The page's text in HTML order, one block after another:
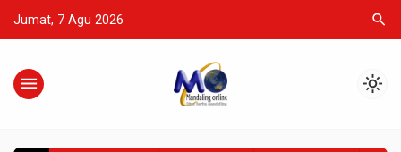
Jumat, 7 Agu 2026 search
menu light_mode